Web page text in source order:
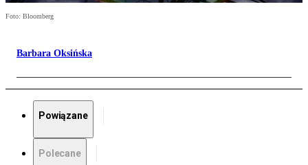
Foto: Bloomberg
Barbara Oksińska
Powiązane
Polecane